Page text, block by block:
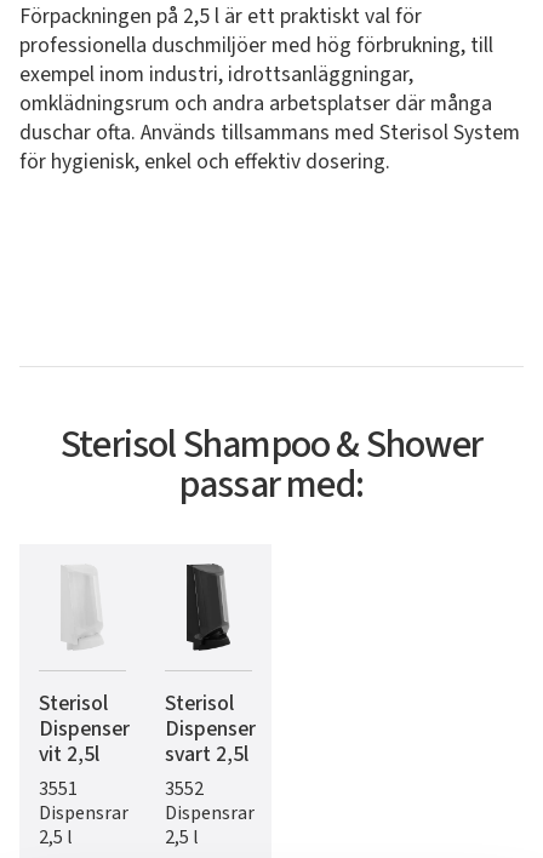
Förpackningen på 2,5 l är ett praktiskt val för
professionella duschmiljöer med hög förbrukning, till
exempel inom industri, idrottsanläggningar,
omklädningsrum och andra arbetsplatser där många
duschar ofta. Används tillsammans med Sterisol System
för hygienisk, enkel och effektiv dosering.
Sterisol Shampoo & Shower
passar med:
Sterisol
Dispenser
vit 2,5l
3551
Dispensrar
2,5 l
Sterisol
Dispenser
svart 2,5l
3552
Dispensrar
2,5 l